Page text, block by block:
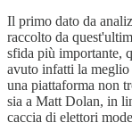
Il primo dato da
raccolto da
sfida più importante,
avuto infatti la meglio
una piattaforma non
sia a Matt Dolan, in
caccia di elettori